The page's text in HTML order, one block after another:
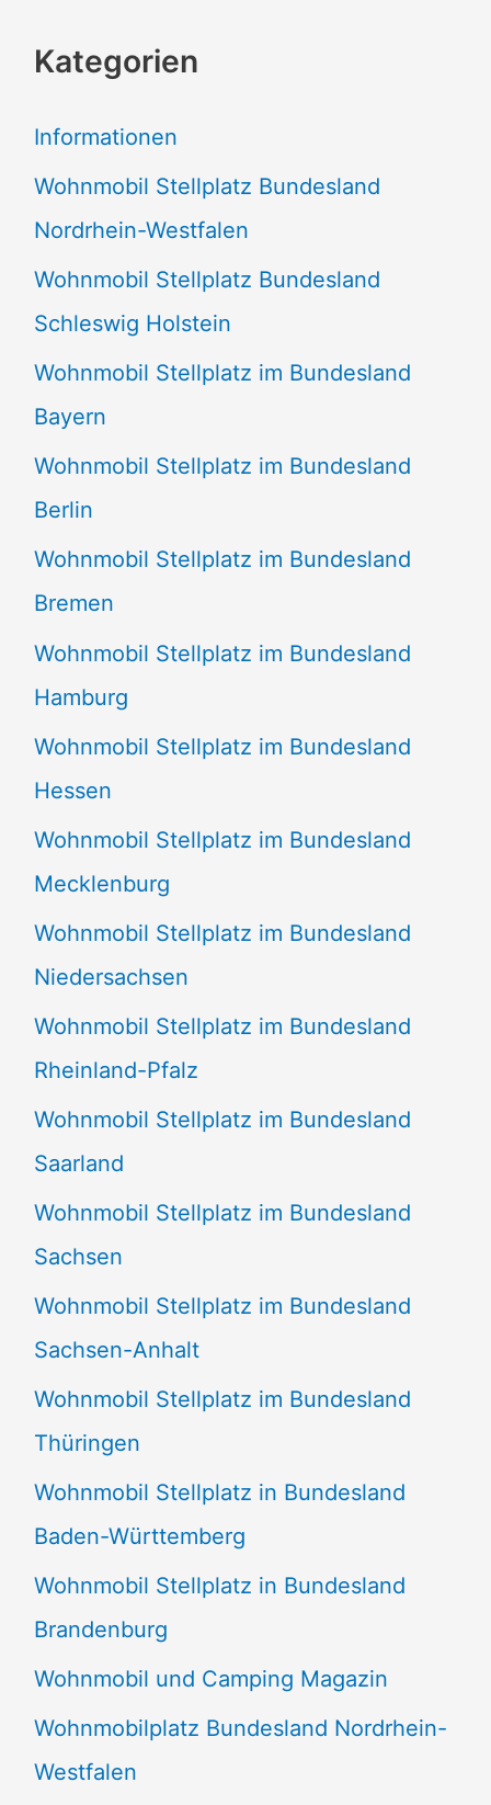
h
n
n
a
c
h
:
Kategorien
Informationen
Wohnmobil Stellplatz Bundesland
Nordrhein-Westfalen
Wohnmobil Stellplatz Bundesland
Schleswig Holstein
Wohnmobil Stellplatz im Bundesland
Bayern
Wohnmobil Stellplatz im Bundesland
Berlin
Wohnmobil Stellplatz im Bundesland
Bremen
Wohnmobil Stellplatz im Bundesland
Hamburg
Wohnmobil Stellplatz im Bundesland
Hessen
Wohnmobil Stellplatz im Bundesland
Mecklenburg
Wohnmobil Stellplatz im Bundesland
Niedersachsen
Wohnmobil Stellplatz im Bundesland
Rheinland-Pfalz
Wohnmobil Stellplatz im Bundesland
Saarland
Wohnmobil Stellplatz im Bundesland
Sachsen
Wohnmobil Stellplatz im Bundesland
Sachsen-Anhalt
Wohnmobil Stellplatz im Bundesland
Thüringen
Wohnmobil Stellplatz in Bundesland
Baden-Württemberg
Wohnmobil Stellplatz in Bundesland
Brandenburg
Wohnmobil und Camping Magazin
Wohnmobilplatz Bundesland Nordrhein-
Westfalen